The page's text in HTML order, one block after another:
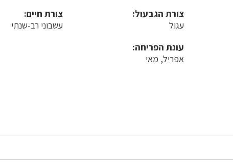
צורת הגבעול:
עגול
צורת חיים:
עשבוני רב-שנתי
עונת הפריחה:
אפריל, מאי